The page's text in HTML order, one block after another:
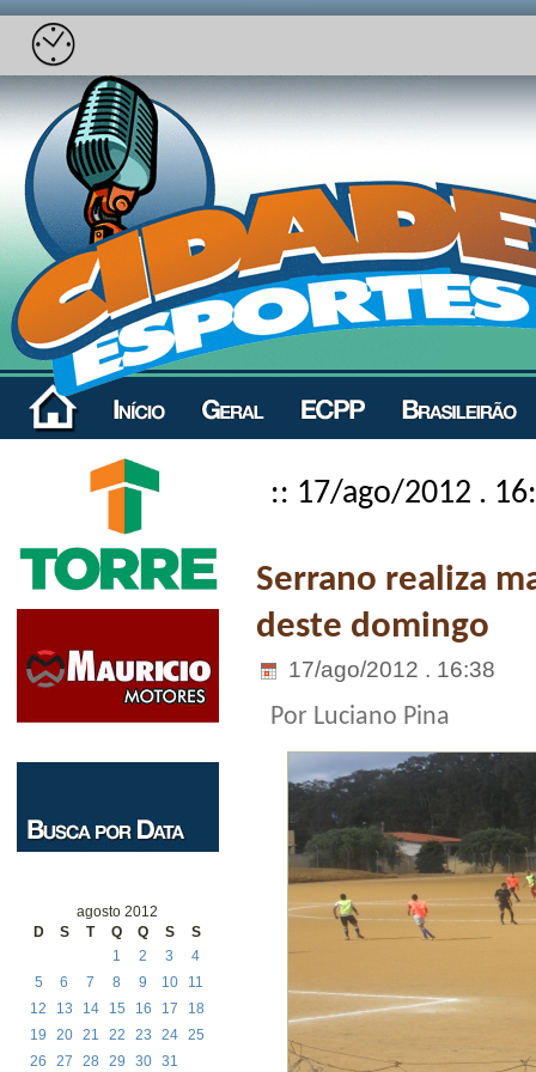
agosto 2012
D
S T Q Q S S
1 2 3
4
5
6 7 8 9 10
11
12
13 14 15 16 17
18
19
20 21 22 23 24 25
26
27 28 29 30 31
:: 17/ago/2012 .
Serrano realiza
deste domingo
17/ago/2012 . 16:38
Por Luciano Pina